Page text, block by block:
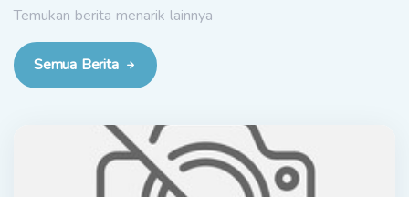
Temukan berita menarik lainnya
Semua Berita